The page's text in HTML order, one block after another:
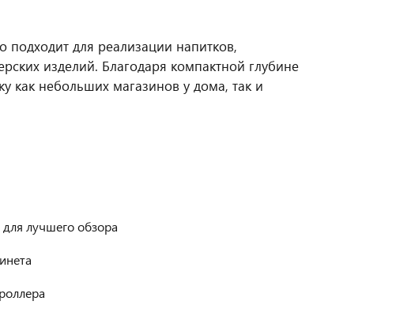
подходит для реализации напитков,
изделий. Благодаря компактной глубине
как небольших магазинов у дома, так и
лучшего обзора